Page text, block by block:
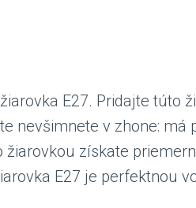
E27. Pridajte
nevšimnete v zhone:
získate
E27 je perfektnou